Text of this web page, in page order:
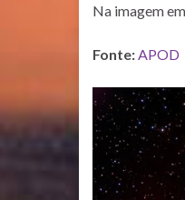
Na imagem
Fonte:APOD